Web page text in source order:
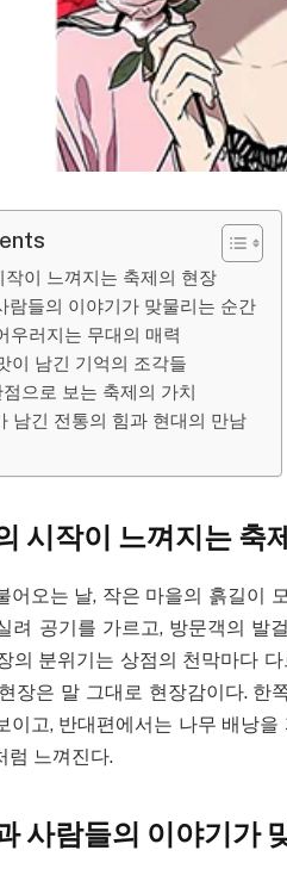
이 느껴지는 축제의 현장
람들의 이야기가 맞물리는 순간
우러지는 무대의 매력
이 남긴 기억의 조각들
으로 보는 축제의 가치
남긴 전통의 힘과 현대의 만남
시작이 느껴지는 축
어오는 날, 작은 마을의 흙길이
려 공기를 가르고, 방문객의 발
의 분위기는 상점의 천막마다
장은 말 그대로 현장감이다.
이고, 반대편에서는 나무 배낭
럼 느껴진다.
사람들의 이야기가